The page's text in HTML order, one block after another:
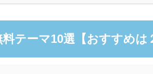
テーマ10選【おすすめは